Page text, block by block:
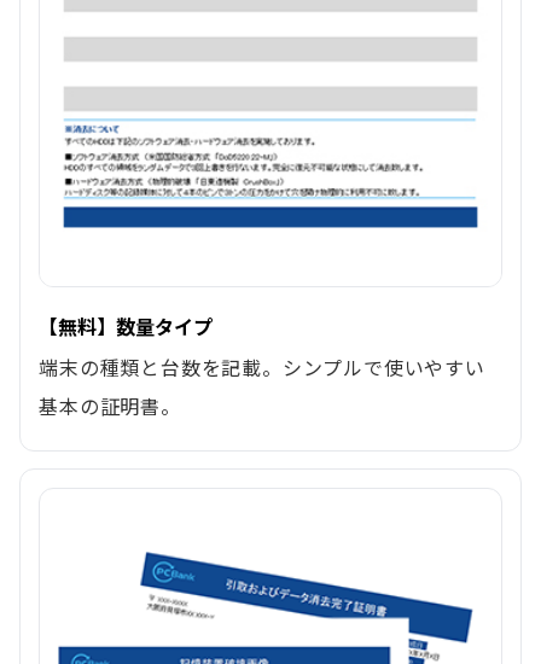
【無料】数量タイプ
端末の種類と台数を記載。シンプルで使いやすい
基本の証明書。